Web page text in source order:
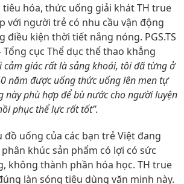
hóa, thức uống giải khát TH true
với người trẻ có nhu cầu vận động
điều kiện thời tiết nắng nóng. PGS.TS
Tổng cục Thể dục thể thao khẳng
cảm giác rất là sảng khoái, tôi đã từng ở
năm được uống thức uống lên men tự
này phù hợp để bù nước cho người luyện
phục thể lực rất tốt”.
uống của các bạn trẻ Việt đang
khúc sản phẩm có lợi có sức
không thành phần hóa học. TH true
làn sóng tiêu dùng văn minh này.